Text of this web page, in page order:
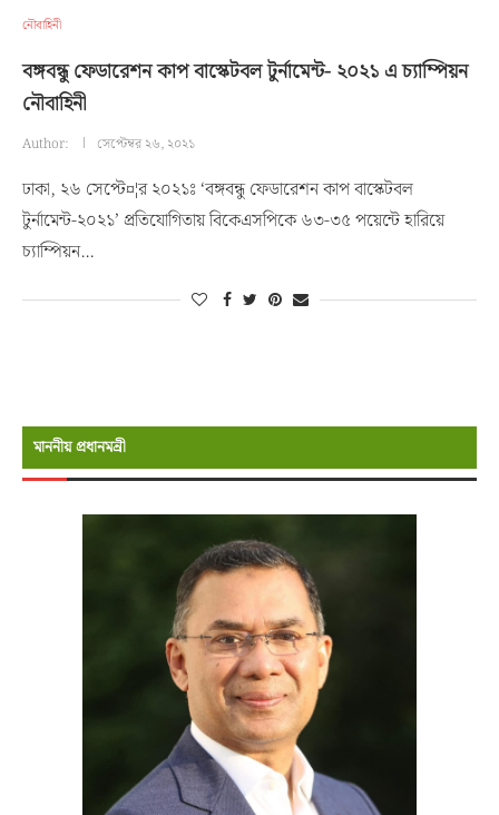
নৌবাহিনী
বঙ্গবন্ধু ফেডারেশন কাপ বাস্কেটবল টুর্নামেন্ট- ২০২১ এ চ্যাম্পিয়ন
নৌবাহিনী
Author: সেপ্টেম্বর ২৬, ২০২১
ঢাকা, ২৬ সেপ্টে¤¦র ২০২১ঃ ‘বঙ্গবন্ধু ফেডারেশন কাপ বাস্কেটবল
টুর্নামেন্ট-২০২১’ প্রতিযোগিতায় বিকেএসপিকে ৬৩-৩৫ পয়েন্টে হারিয়ে
চ্যাম্পিয়ন…
মাননীয় প্রধানমন্রী